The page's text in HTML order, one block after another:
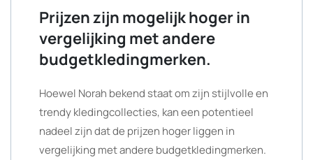
Prijzen zijn mogelijk hoger in
vergelijking met andere
budgetkledingmerken.
Hoewel Norah bekend staat om zijn stijlvolle en
trendy kledingcollecties, kan een potentieel
nadeel zijn dat de prijzen hoger liggen in
vergelijking met andere budgetkledingmerken.